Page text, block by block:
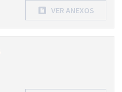
VER ANEXOS